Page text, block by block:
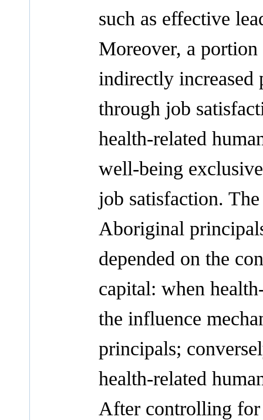
such as effective
Moreover, a
indirectly
through job
health-related
well-being
job satisfaction.
Aboriginal
depended on the
capital: when
the influence
principals;
health-related
After controlling for